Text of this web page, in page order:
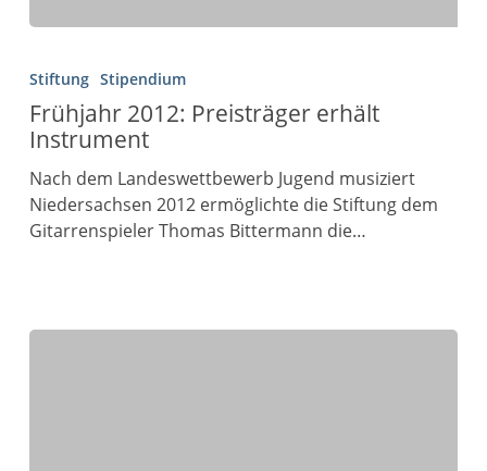
Stiftung Stipendium
Frühjahr 2012: Preisträger erhält
Instrument
Nach dem Landeswettbewerb Jugend musiziert
Niedersachsen 2012 ermöglichte die Stiftung dem
Gitarrenspieler Thomas Bittermann die…